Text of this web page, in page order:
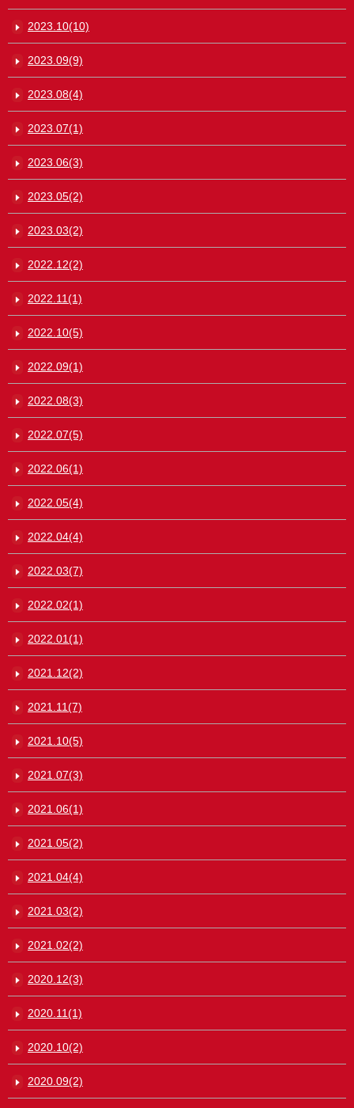
2023.10(10)
2023.09(9)
2023.08(4)
2023.07(1)
2023.06(3)
2023.05(2)
2023.03(2)
2022.12(2)
2022.11(1)
2022.10(5)
2022.09(1)
2022.08(3)
2022.07(5)
2022.06(1)
2022.05(4)
2022.04(4)
2022.03(7)
2022.02(1)
2022.01(1)
2021.12(2)
2021.11(7)
2021.10(5)
2021.07(3)
2021.06(1)
2021.05(2)
2021.04(4)
2021.03(2)
2021.02(2)
2020.12(3)
2020.11(1)
2020.10(2)
2020.09(2)